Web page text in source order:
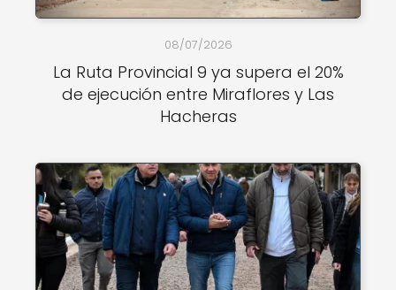
08/07/2026
La Ruta Provincial 9 ya supera el 20%
de ejecución entre Miraflores y Las
Hacheras